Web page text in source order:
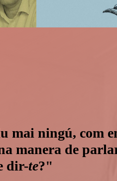
mai ningú, com
manera de
dir-te?"